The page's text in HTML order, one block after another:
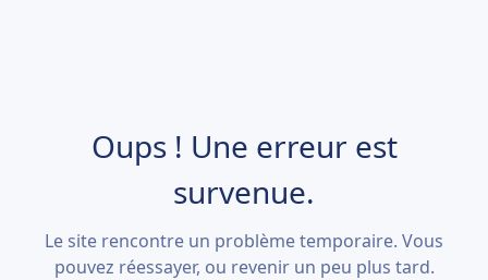
Oups ! Une erreur est
survenue.
Le site rencontre un problème temporaire. Vous
pouvez réessayer, ou revenir un peu plus tard.